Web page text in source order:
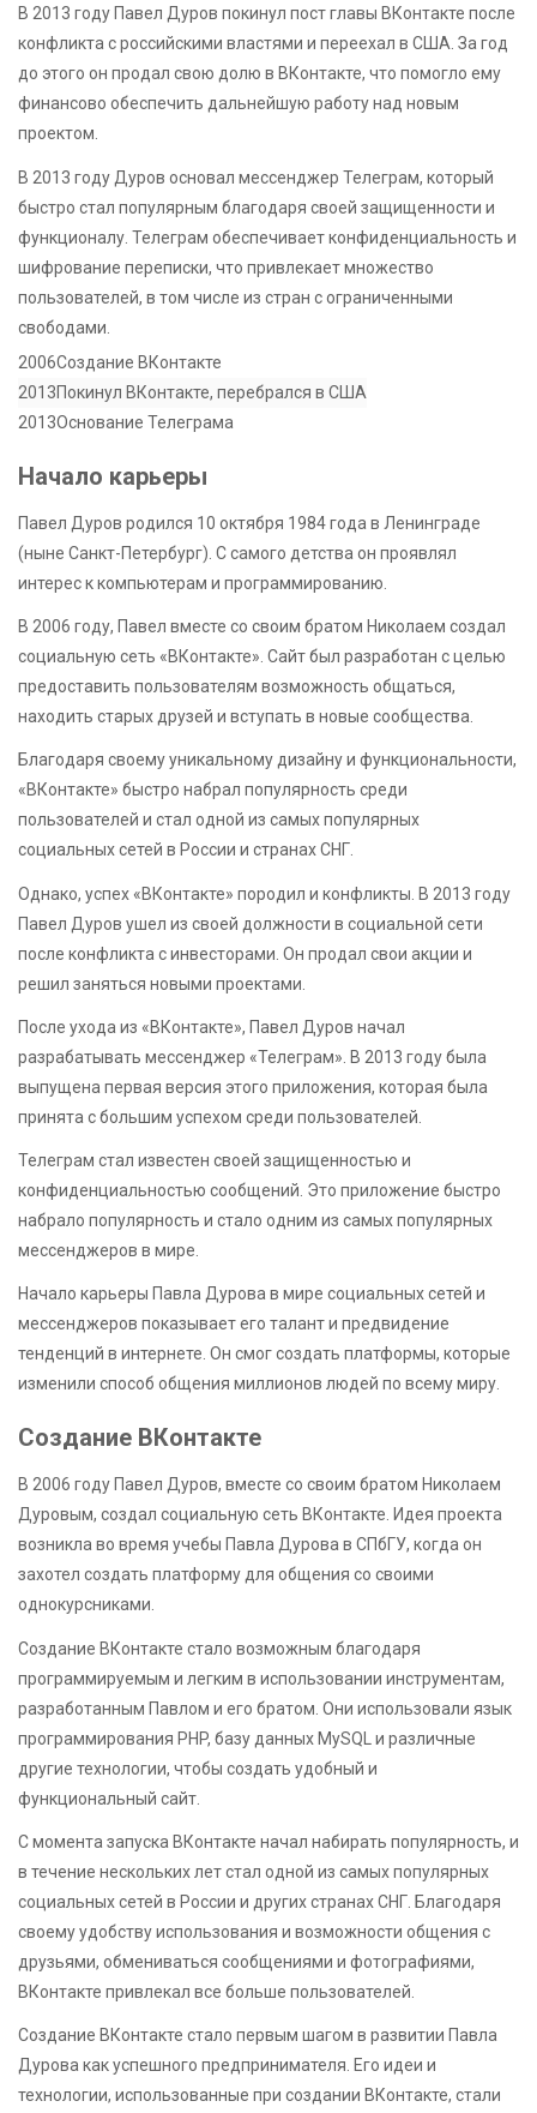
В 2013 году Павел Дуров покинул пост главы ВКонтакте после
конфликта с российскими властями и переехал в США. За год
до этого он продал свою долю в ВКонтакте, что помогло ему
финансово обеспечить дальнейшую работу над новым
проектом.
В 2013 году Дуров основал мессенджер Телеграм, который
быстро стал популярным благодаря своей защищенности и
функционалу. Телеграм обеспечивает конфиденциальность и
шифрование переписки, что привлекает множество
пользователей, в том числе из стран с ограниченными
свободами.
2006Создание ВКонтакте
2013Покинул ВКонтакте, перебрался в США
2013Основание Телеграма
Начало карьеры
Павел Дуров родился 10 октября 1984 года в Ленинграде
(ныне Санкт-Петербург). С самого детства он проявлял
интерес к компьютерам и программированию.
В 2006 году, Павел вместе со своим братом Николаем создал
социальную сеть «ВКонтакте». Сайт был разработан с целью
предоставить пользователям возможность общаться,
находить старых друзей и вступать в новые сообщества.
Благодаря своему уникальному дизайну и функциональности,
«ВКонтакте» быстро набрал популярность среди
пользователей и стал одной из самых популярных
социальных сетей в России и странах СНГ.
Однако, успех «ВКонтакте» породил и конфликты. В 2013 году
Павел Дуров ушел из своей должности в социальной сети
после конфликта с инвесторами. Он продал свои акции и
решил заняться новыми проектами.
После ухода из «ВКонтакте», Павел Дуров начал
разрабатывать мессенджер «Телеграм». В 2013 году была
выпущена первая версия этого приложения, которая была
принята с большим успехом среди пользователей.
Телеграм стал известен своей защищенностью и
конфиденциальностью сообщений. Это приложение быстро
набрало популярность и стало одним из самых популярных
мессенджеров в мире.
Начало карьеры Павла Дурова в мире социальных сетей и
мессенджеров показывает его талант и предвидение
тенденций в интернете. Он смог создать платформы, которые
изменили способ общения миллионов людей по всему миру.
Создание ВКонтакте
В 2006 году Павел Дуров, вместе со своим братом Николаем
Дуровым, создал социальную сеть ВКонтакте. Идея проекта
возникла во время учебы Павла Дурова в СПбГУ, когда он
захотел создать платформу для общения со своими
однокурсниками.
Создание ВКонтакте стало возможным благодаря
программируемым и легким в использовании инструментам,
разработанным Павлом и его братом. Они использовали язык
программирования PHP, базу данных MySQL и различные
другие технологии, чтобы создать удобный и
функциональный сайт.
С момента запуска ВКонтакте начал набирать популярность, и
в течение нескольких лет стал одной из самых популярных
социальных сетей в России и других странах СНГ. Благодаря
своему удобству использования и возможности общения с
друзьями, обмениваться сообщениями и фотографиями,
ВКонтакте привлекал все больше пользователей.
Создание ВКонтакте стало первым шагом в развитии Павла
Дурова как успешного предпринимателя. Его идеи и
технологии, использованные при создании ВКонтакте, стали